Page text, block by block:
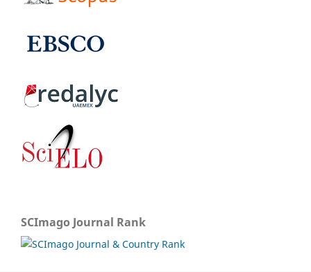
SCImago Journal Rank